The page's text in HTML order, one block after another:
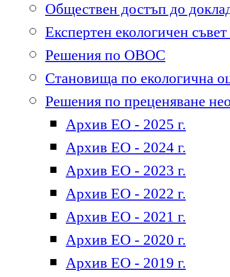
Обществен достъп до
Експертен екологичен
Решения по ОВОС
Становища по екологична
Решения по преценяване
Архив ЕО - 2025 г.
Архив ЕО - 2024 г.
Архив ЕО - 2023 г.
Архив ЕО - 2022 г.
Архив ЕО - 2021 г.
Архив ЕО - 2020 г.
Архив ЕО - 2019 г.